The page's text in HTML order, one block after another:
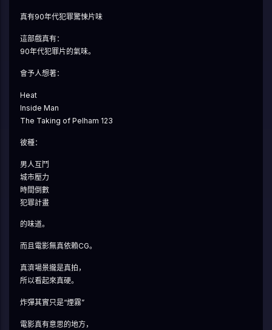
真有90年代犯罪驚悚片味
這部戲真有：
90年代犯罪片的氣味。
會予人想著：
Heat
Inside Man
The Taking of Pelham 123
彼種：
男人互鬥
城市壓力
時間倒數
犯罪計畫
的味道。
而且電影無真依賴CG。
真濟場景攏是真拍，
所以看起來真硬。
炸彈其實只是“煙霧”
電影真有意思的地方，